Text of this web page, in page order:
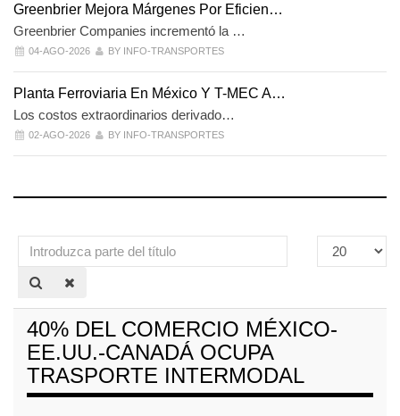
Greenbrier Mejora Márgenes Por Eficien…
Greenbrier Companies incrementó la …
04-AGO-2026 BY INFO-TRANSPORTES
Planta Ferroviaria En México Y T-MEC A…
Los costos extraordinarios derivado…
02-AGO-2026 BY INFO-TRANSPORTES
Introduzca
parte
del
Cantidad
a
40% DEL COMERCIO MÉXICO-
EE.UU.-CANADÁ OCUPA
TRASPORTE INTERMODAL